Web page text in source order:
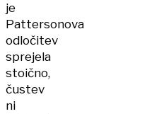
je
Pattersonova
odločitev
sprejela
stoično,
čustev
ni